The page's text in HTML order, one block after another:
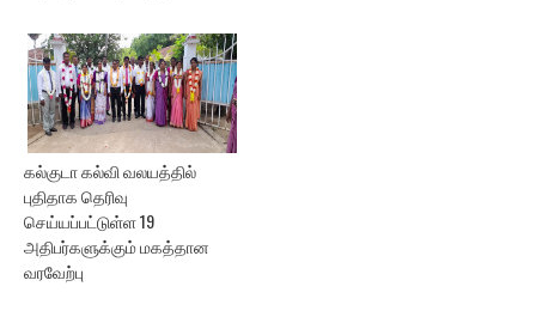
கல்குடா கல்வி வலயத்தில்
புதிதாக தெரிவு
செய்யப்பட்டுள்ள 19
அதிபர்களுக்கும் மகத்தான
வரவேற்பு